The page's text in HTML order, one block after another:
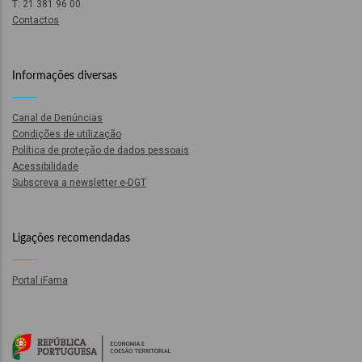
T: 21 381 96 00
Contactos
Informações diversas
Canal de Denúncias
Condições de utilização
Política de proteção de dados pessoais
Acessibilidade
Subscreva a newsletter e-DGT
Ligações recomendadas
Portal iFama